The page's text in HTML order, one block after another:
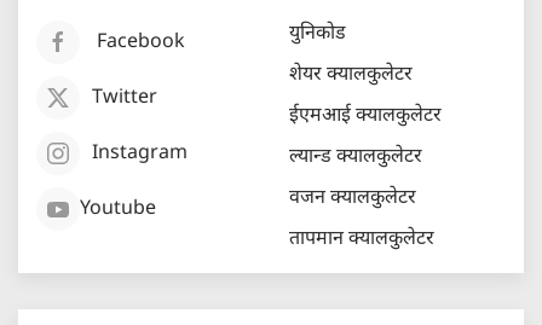
Facebook
Twitter
Instagram
Youtube
युनिकोड
शेयर क्यालकुलेटर
ईएमआई क्यालकुलेटर
ल्यान्ड क्यालकुलेटर
वजन क्यालकुलेटर
तापमान क्यालकुलेटर